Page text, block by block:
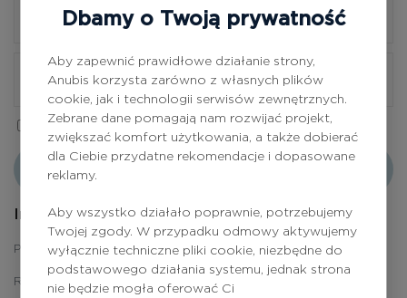
Tak, akceptujęPolitykę Prywatności.
Informacje
Polityka prywatności
Regulamin
Dbamy o Twoją prywatność
Aby zapewnić prawidłowe działanie strony,
Anubis korzysta zarówno z własnych plików
cookie, jak i technologii serwisów zewnętrznych.
Zebrane dane pomagają nam rozwijać projekt,
zwiększać komfort użytkowania, a także dobierać
dla Ciebie przydatne rekomendacje i dopasowane
reklamy.
Aby wszystko działało poprawnie, potrzebujemy
Twojej zgody. W przypadku odmowy aktywujemy
wyłącznie techniczne pliki cookie, niezbędne do
podstawowego działania systemu, jednak strona
nie będzie mogła oferować Ci